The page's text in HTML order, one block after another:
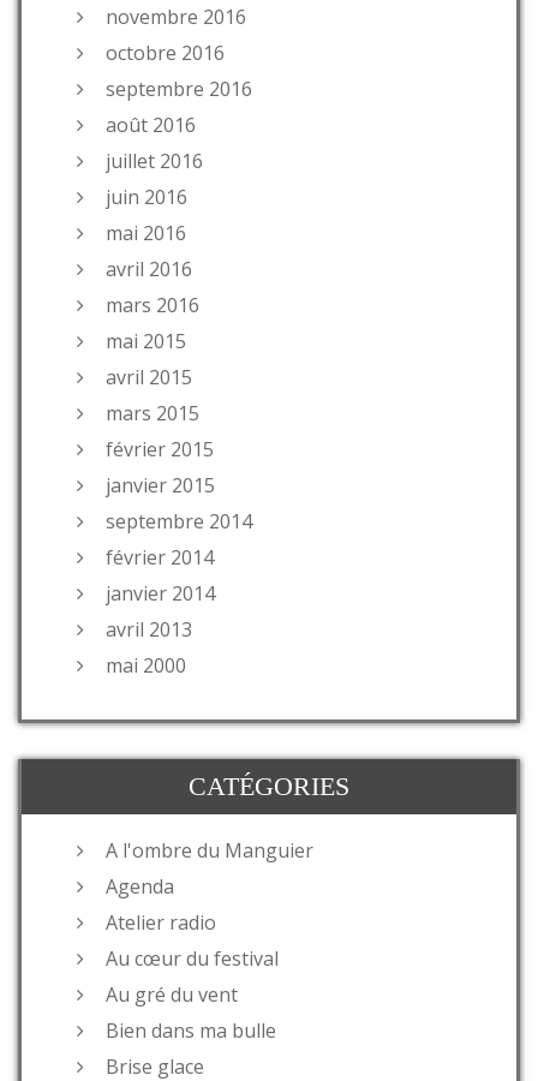
novembre 2016
octobre 2016
septembre 2016
août 2016
juillet 2016
juin 2016
mai 2016
avril 2016
mars 2016
mai 2015
avril 2015
mars 2015
février 2015
janvier 2015
septembre 2014
février 2014
janvier 2014
avril 2013
mai 2000
CATÉGORIES
A l'ombre du Manguier
Agenda
Atelier radio
Au cœur du festival
Au gré du vent
Bien dans ma bulle
Brise glace